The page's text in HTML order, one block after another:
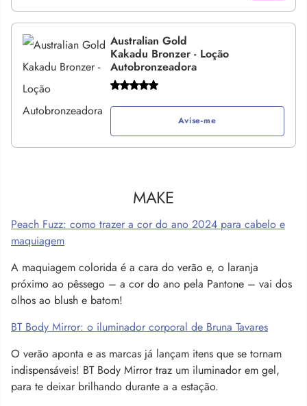
Australian Gold
Kakadu Bronzer - Loção
Autobronzeadora
Avise-me
MAKE
Peach Fuzz: como trazer a cor do ano 2024 para cabelo e
maquiagem
A maquiagem colorida é a cara do verão e, o laranja
próximo ao pêssego – a cor do ano pela Pantone – vai dos
olhos ao blush e batom!
BT Body Mirror: o iluminador corporal de Bruna Tavares
O verão aponta e as marcas já lançam itens que se tornam
indispensáveis! BT Body Mirror traz um iluminador em gel,
para te deixar brilhando durante a a estação.